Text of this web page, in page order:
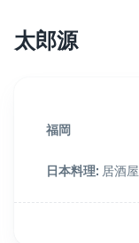
太郎源
福岡
日本料理: 居酒屋